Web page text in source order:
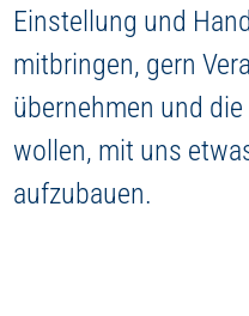
Einstellung und
mitbringen, gern
übernehmen und
wollen, mit uns
aufzubauen.